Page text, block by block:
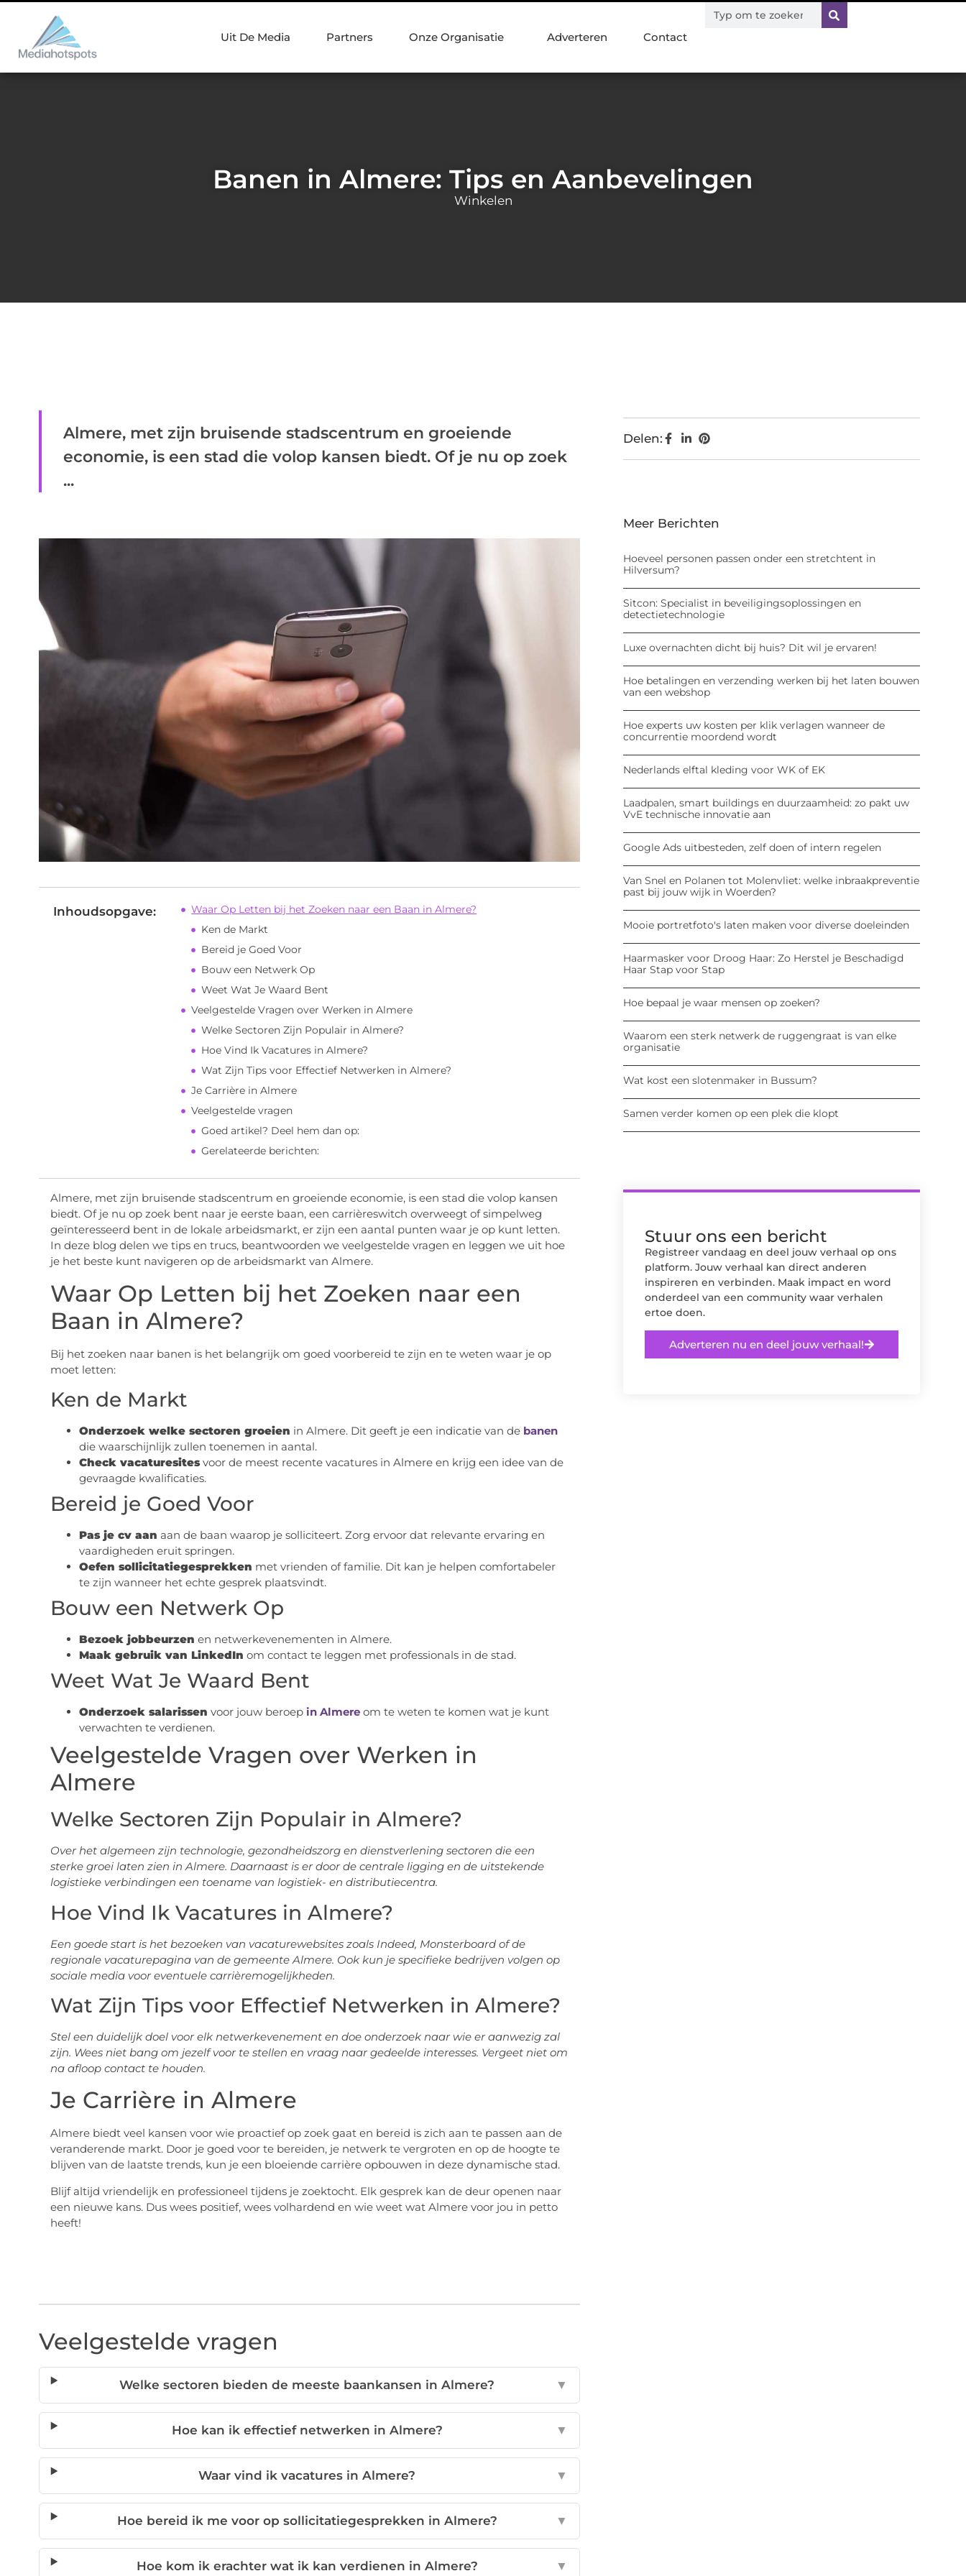
Uit De Media Partners Onze Organisatie Adverteren Contact
Banen in Almere: Tips en Aanbevelingen
Winkelen
Almere, met zijn bruisende stadscentrum en groeiende
economie, is een stad die volop kansen biedt. Of je nu op zoek
...
Inhoudsopgave:
Waar Op Letten bij het Zoeken naar een Baan in Almere?
Ken de Markt
Bereid je Goed Voor
Bouw een Netwerk Op
Weet Wat Je Waard Bent
Veelgestelde Vragen over Werken in Almere
Welke Sectoren Zijn Populair in Almere?
Hoe Vind Ik Vacatures in Almere?
Wat Zijn Tips voor Effectief Netwerken in Almere?
Je Carrière in Almere
Veelgestelde vragen
Goed artikel? Deel hem dan op:
Gerelateerde berichten:
Almere, met zijn bruisende stadscentrum en groeiende economie, is een stad die volop kansen
biedt. Of je nu op zoek bent naar je eerste baan, een carrièreswitch overweegt of simpelweg
geïnteresseerd bent in de lokale arbeidsmarkt, er zijn een aantal punten waar je op kunt letten.
In deze blog delen we tips en trucs, beantwoorden we veelgestelde vragen en leggen we uit hoe
je het beste kunt navigeren op de arbeidsmarkt van Almere.
Waar Op Letten bij het Zoeken naar een
Baan in Almere?
Bij het zoeken naar banen is het belangrijk om goed voorbereid te zijn en te weten waar je op
moet letten:
Ken de Markt
Onderzoek welke sectoren groeien in Almere. Dit geeft je een indicatie van de banen
die waarschijnlijk zullen toenemen in aantal.
Check vacaturesitesvoor de meest recente vacatures in Almere en krijg een idee van de
gevraagde kwalificaties.
Bereid je Goed Voor
Pas je cv aan aan de baan waarop je solliciteert. Zorg ervoor dat relevante ervaring en
vaardigheden eruit springen.
Oefen sollicitatiegesprekken met vrienden of familie. Dit kan je helpen comfortabeler
te zijn wanneer het echte gesprek plaatsvindt.
Bouw een Netwerk Op
Bezoek jobbeurzen en netwerkevenementen in Almere.
Maak gebruik van LinkedIn om contact te leggen met professionals in de stad.
Weet Wat Je Waard Bent
Onderzoek salarissen voor jouw beroep in Almereom te weten te komen wat je kunt
verwachten te verdienen.
Veelgestelde Vragen over Werken in
Almere
Welke Sectoren Zijn Populair in Almere?
Over het algemeen zijn technologie, gezondheidszorg en dienstverlening sectoren die een
sterke groei laten zien in Almere. Daarnaast is er door de centrale ligging en de uitstekende
logistieke verbindingen een toename van logistiek- en distributiecentra.
Hoe Vind Ik Vacatures in Almere?
Een goede start is het bezoeken van vacaturewebsites zoals Indeed, Monsterboard of de
regionale vacaturepagina van de gemeente Almere. Ook kun je specifieke bedrijven volgen op
sociale media voor eventuele carrièremogelijkheden.
Wat Zijn Tips voor Effectief Netwerken in Almere?
Stel een duidelijk doel voor elk netwerkevenement en doe onderzoek naar wie er aanwezig zal
zijn. Wees niet bang om jezelf voor te stellen en vraag naar gedeelde interesses. Vergeet niet om
na afloop contact te houden.
Je Carrière in Almere
Almere biedt veel kansen voor wie proactief op zoek gaat en bereid is zich aan te passen aan de
veranderende markt. Door je goed voor te bereiden, je netwerk te vergroten en op de hoogte te
blijven van de laatste trends, kun je een bloeiende carrière opbouwen in deze dynamische stad.
Blijf altijd vriendelijk en professioneel tijdens je zoektocht. Elk gesprek kan de deur openen naar
een nieuwe kans. Dus wees positief, wees volhardend en wie weet wat Almere voor jou in petto
heeft!
Veelgestelde vragen
Welke sectoren bieden de meeste baankansen in Almere? ▼
Hoe kan ik effectief netwerken in Almere? ▼
Waar vind ik vacatures in Almere? ▼
Hoe bereid ik me voor op sollicitatiegesprekken in Almere? ▼
Hoe kom ik erachter wat ik kan verdienen in Almere? ▼
Delen:
Meer Berichten
Hoeveel personen passen onder een stretchtent in
Hilversum?
Sitcon: Specialist in beveiligingsoplossingen en
detectietechnologie
Luxe overnachten dicht bij huis? Dit wil je ervaren!
Hoe betalingen en verzending werken bij het laten bouwen
van een webshop
Hoe experts uw kosten per klik verlagen wanneer de
concurrentie moordend wordt
Nederlands elftal kleding voor WK of EK
Laadpalen, smart buildings en duurzaamheid: zo pakt uw
VvE technische innovatie aan
Google Ads uitbesteden, zelf doen of intern regelen
Van Snel en Polanen tot Molenvliet: welke inbraakpreventie
past bij jouw wijk in Woerden?
Mooie portretfoto's laten maken voor diverse doeleinden
Haarmasker voor Droog Haar: Zo Herstel je Beschadigd
Haar Stap voor Stap
Hoe bepaal je waar mensen op zoeken?
Waarom een sterk netwerk de ruggengraat is van elke
organisatie
Wat kost een slotenmaker in Bussum?
Samen verder komen op een plek die klopt
Stuur ons een bericht
Registreer vandaag en deel jouw verhaal op ons
platform. Jouw verhaal kan direct anderen
inspireren en verbinden. Maak impact en word
onderdeel van een community waar verhalen
ertoe doen.
Adverteren nu en deel jouw verhaal!